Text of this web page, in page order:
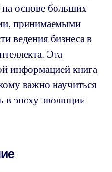
основе больших
принимаемыми
ведения бизнеса в
Эта
информацией книга
важно научиться
в эпоху эволюции